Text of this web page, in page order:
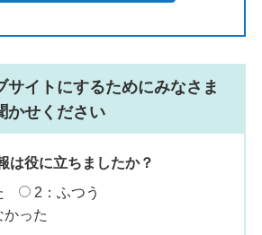
サイトにするためにみなさま
かせください
は役に立ちましたか？
2：ふつう
かった